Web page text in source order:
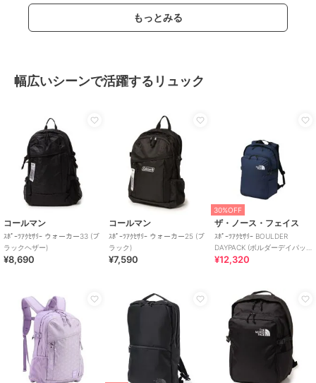
もっとみる
幅広いシーンで活躍するリュック
コールマン
ｽﾎﾟｰﾂｱｸｾｻﾘｰ ウォーカー33 (ブ
ラックヘザー)
¥8,690
コールマン
ｽﾎﾟｰﾂｱｸｾｻﾘｰ ウォーカー25 (ブ
ラック)
¥7,590
30%OFF
ザ・ノース・フェイス
ｽﾎﾟｰﾂｱｸｾｻﾘｰ BOULDER
DAYPACK (ボルダーデイパッ
ク)
¥12,320